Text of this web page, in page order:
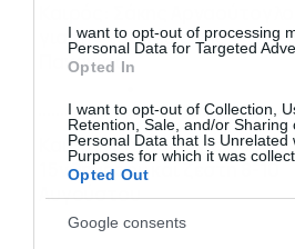
I want to opt-out of processing
Personal Data for Targeted
Opted In
I want to opt-out of Collection,
Retention, Sale, and/or Sharing
Personal Data that Is Unrelated
Purposes for which it was
Opted Out
Google consents
για την τάση έως της
Παναγίας
Καιρός: Κολυδάς για τάση
15νθημέρου και ζέστη 8-10
Αυγούστου
04/08/2026 21:46